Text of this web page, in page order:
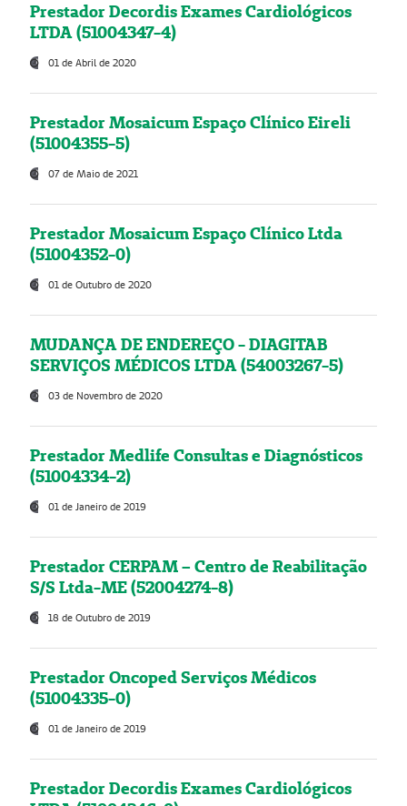
Prestador Decordis Exames Cardiológicos
LTDA (51004347-4)
01 de Abril de 2020
Prestador Mosaicum Espaço Clínico Eireli
(51004355-5)
07 de Maio de 2021
Prestador Mosaicum Espaço Clínico Ltda
(51004352-0)
01 de Outubro de 2020
MUDANÇA DE ENDEREÇO - DIAGITAB
SERVIÇOS MÉDICOS LTDA (54003267-5)
03 de Novembro de 2020
Prestador Medlife Consultas e Diagnósticos
(51004334-2)
01 de Janeiro de 2019
Prestador CERPAM – Centro de Reabilitação
S/S Ltda-ME (52004274-8)
18 de Outubro de 2019
Prestador Oncoped Serviços Médicos
(51004335-0)
01 de Janeiro de 2019
Prestador Decordis Exames Cardiológicos